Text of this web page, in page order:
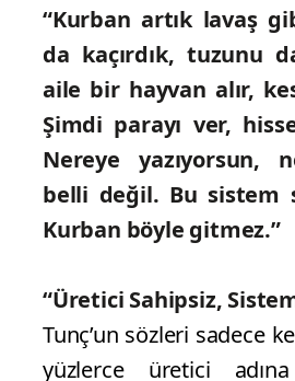
“Kurban artık lavaş
da kaçırdık, tuzunu
aile bir hayvan alır,
Şimdi parayı ver,
Nereye yazıyorsun,
belli değil. Bu sistem
Kurban böyle gitmez.”
“Üretici Sahipsiz,
Tunç’un sözleri sadece
yüzlerce üretici